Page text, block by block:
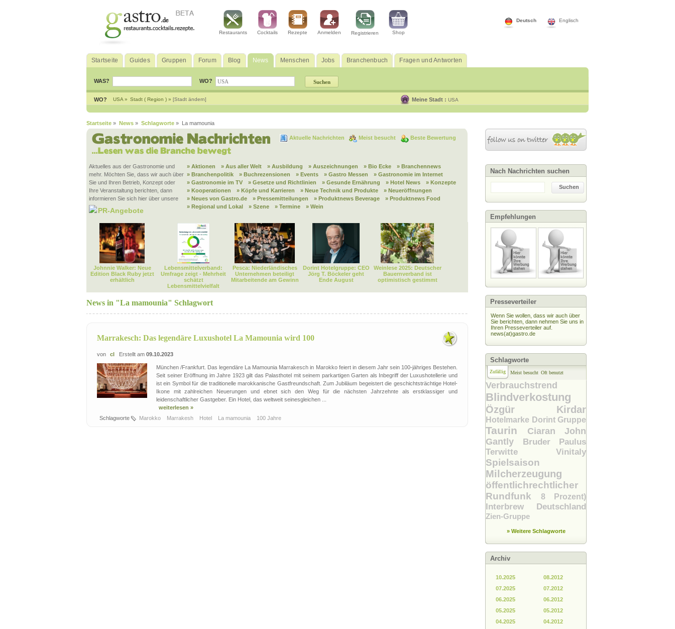
Englisch
Deutsch
Restaurants Cocktails Rezepte Anmelden Registrieren Shop
Startseite Guides Gruppen Forum Blog News Menschen Jobs Branchenbuch Fragen und Antworten
WAS? WO?
WO? USA » Stadt ( Region ) » [Stadt ändern] Meine Stadt : USA
Startseite » News » Schlagworte » La mamounia
Aktuelle Nachrichten Meist besucht Beste Bewertung
Aktuelles aus der Gastronomie und
mehr. Möchten Sie, dass wir auch über
Sie und Ihren Betrieb, Konzept oder
Ihre Veranstaltung berichten, dann
informieren Sie sich hier über unsere
PR-Angebote
» Aktionen » Aus aller Welt » Ausbildung » Auszeichnungen » Bio Ecke
» Branchennews
» Branchenpolitik
» Buchrezensionen » Events » Gastro Messen
» Gastronomie im Internet
» Gastronomie im TV
» Gesetze und Richtlinien » Gesunde Ernährung » Hotel News
» Konzepte
» Kooperationen
» Köpfe und Karrieren » Neue Technik und Produkte
» Neueröffnungen
» Neues von Gastro.de
» Pressemitteilungen » Produktnews Beverage
» Produktnews Food
» Regional und Lokal
» Szene » Termine » Wein
Johnnie Walker: Neue
Edition Black Ruby jetzt
erhältlich
Lebensmittelverband:
Umfrage zeigt - Mehrheit
schätzt
Lebensmittelvielfalt
Pesca: Niederländisches
Unternehmen beteiligt
Mitarbeitende am Gewinn
Dorint Hotelgruppe: CEO
Jörg T. Böckeler geht
Ende August
Weinlese 2025: Deutscher
Bauernverband ist
optimistisch gestimmt
News in "La mamounia" Schlagwort
Marrakesch: Das legendäre Luxushotel La Mamounia wird 100
von cl Erstellt am 09.10.2023
München /Frankfurt. Das legendäre La Mamounia Marrakesch in Marokko feiert in diesem Jahr sein 100-jähriges Bestehen.
Seit seiner Eröffnung im Jahre 1923 gilt das Palasthotel mit seinem parkartigen Garten als Inbegriff der Luxushotellerie und
ist ein Symbol für die traditionelle marokkanische Gastfreundschaft. Zum Jubiläum begeistert die geschichtsträchtige Hotel-
Ikone mit zahlreichen Neuerungen und ebnet sich den Weg für die nächsten Jahrzehnte als erstklassiger und
leidenschaftlicher Gastgeber. Ein Hotel, das weltweit seinesgleichen ...
weiterlesen »
Schlagworte
Marokko Marrakesh Hotel La mamounia 100 Jahre
Nach Nachrichten suchen
Suchen
Empfehlungen
Presseverteiler
Wenn Sie wollen, dass wir auch über
Sie berichten, dann nehmen Sie uns in
Ihren Presseverteiler auf.
news(at)gastro.de
Schlagworte
Zufällig Meist besucht Oft benutzt
Verbrauchstrend
Blindverkostung
Özgür Kirdar
Hotelmarke Dorint Gruppe
Taurin
Ciaran John
Gantly
Bruder Paulus
Terwitte Vinitaly
Spielsaison
Milcherzeugung
öffentlichrechtlicher
Rundfunk
8 Prozent)
Interbrew Deutschland
Zien-Gruppe
» Weitere Schlagworte
Archiv
10.2025
07.2025
06.2025
05.2025
04.2025
08.2012
07.2012
06.2012
05.2012
04.2012